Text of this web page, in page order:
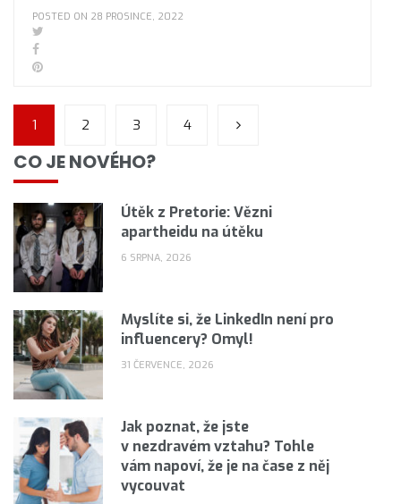
POSTED ON 28 PROSINCE, 2022
1 2 3 4
CO JE NOVÉHO?
Útěk z Pretorie: Vězni
apartheidu na útěku
6 SRPNA, 2026
Myslíte si, že LinkedIn není pro
influencery? Omyl!
31 ČERVENCE, 2026
Jak poznat, že jste
v nezdravém vztahu? Tohle
vám napoví, že je na čase z něj
vycouvat